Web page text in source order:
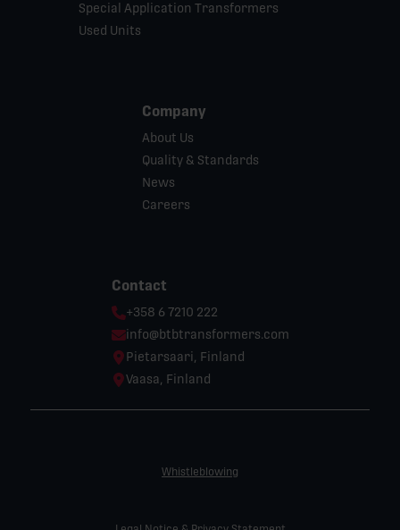
Special Application Transformers
Used Units
Company
About Us
Quality & Standards
News
Careers
Contact
Phone:
+358 6 7210 222
Email:
info@btbtransformers.com
Location:
Pietarsaari, Finland
Location:
Vaasa, Finland
Whistleblowing